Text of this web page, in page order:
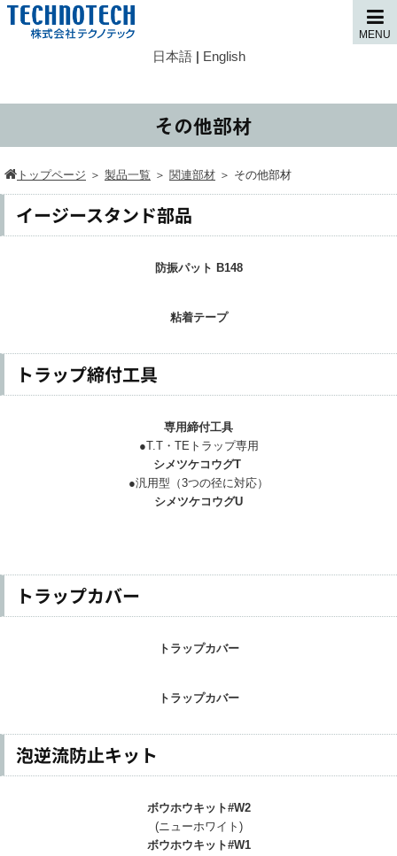
MENU
日本語| English
その他部材
トップページ ＞ 製品一覧 ＞ 関連部材 ＞ その他部材
イージースタンド部品
防振パット B148
粘着テープ
トラップ締付工具
専用締付工具
●T.T・TEトラップ専用
シメツケコウグT
●汎用型（3つの径に対応）
シメツケコウグU
トラップカバー
トラップカバー
トラップカバー
泡逆流防止キット
ボウホウキット#W2
(ニューホワイト)
ボウホウキット#W1